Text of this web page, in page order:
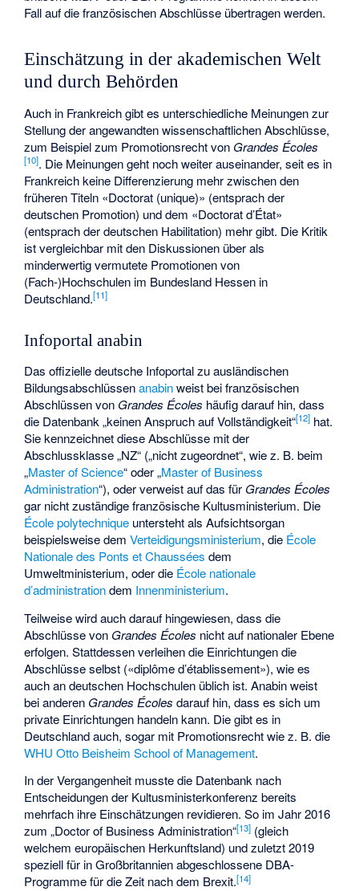
Fall auf die französischen Abschlüsse übertragen werden.
Einschätzung in der akademischen Welt
und durch Behörden
Auch in Frankreich gibt es unterschiedliche Meinungen zur
Stellung der angewandten wissenschaftlichen Abschlüsse,
zum Beispiel zum Promotionsrecht von Grandes Écoles
[10]. Die Meinungen geht noch weiter auseinander, seit es in
Frankreich keine Differenzierung mehr zwischen den
früheren Titeln «Doctorat (unique)» (entsprach der
deutschen Promotion) und dem «Doctorat d’État»
(entsprach der deutschen Habilitation) mehr gibt. Die Kritik
ist vergleichbar mit den Diskussionen über als
minderwertig vermutete Promotionen von
(Fach-)Hochschulen im Bundesland Hessen in
Deutschland.[11]
Infoportal anabin
Das offizielle deutsche Infoportal zu ausländischen
Bildungsabschlüssenanabinweist bei französischen
Abschlüssen von Grandes Écoles häufig darauf hin, dass
die Datenbank „keinen Anspruch auf Vollständigkeit“[12] hat.
Sie kennzeichnet diese Abschlüsse mit der
Abschlussklasse „NZ“ („nicht zugeordnet“, wie z. B. beim
„Master of Science“ oder „Master of Business
Administration“), oder verweist auf das für Grandes Écoles
gar nicht zuständige französische Kultusministerium. Die
École polytechnique untersteht als Aufsichtsorgan
beispielsweise demVerteidigungsministerium, die École
Nationale des Ponts et Chaussées dem
Umweltministerium, oder die École nationale
d’administrationdem Innenministerium.
Teilweise wird auch darauf hingewiesen, dass die
Abschlüsse von Grandes Écoles nicht auf nationaler Ebene
erfolgen. Stattdessen verleihen die Einrichtungen die
Abschlüsse selbst («diplôme d’établissement»), wie es
auch an deutschen Hochschulen üblich ist. Anabin weist
bei anderen Grandes Écoles darauf hin, dass es sich um
private Einrichtungen handeln kann. Die gibt es in
Deutschland auch, sogar mit Promotionsrecht wie z. B. die
WHU Otto Beisheim School of Management.
In der Vergangenheit musste die Datenbank nach
Entscheidungen der Kultusministerkonferenz bereits
mehrfach ihre Einschätzungen revidieren. So im Jahr 2016
zum „Doctor of Business Administration“[13] (gleich
welchem europäischen Herkunftsland) und zuletzt 2019
speziell für in Großbritannien abgeschlossene DBA-
Programme für die Zeit nach dem Brexit.[14]